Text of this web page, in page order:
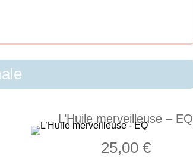
L’Huile merveilleuse – EQ
25,00 €